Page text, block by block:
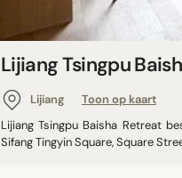
Lijiang Tsingpu
Lijiang Toon op kaart
Lijiang Tsingpu Baisha Retreat
Sifang Tingyin Square, Square